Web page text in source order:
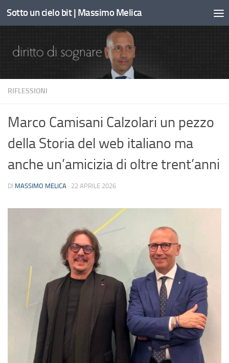
Sotto il contenuto
Sotto un cielo bit | Massimo Melica
RIFLESSIONI
Marco Camisani Calzolari un pezzo
della Storia del web italiano ma
anche un’amicizia di oltre trent’anni
DI MASSIMO MELICA · 22 APRILE 2026